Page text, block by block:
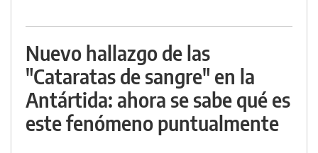
Nuevo hallazgo de las
"Cataratas de sangre" en la
Antártida: ahora se sabe qué es
este fenómeno puntualmente